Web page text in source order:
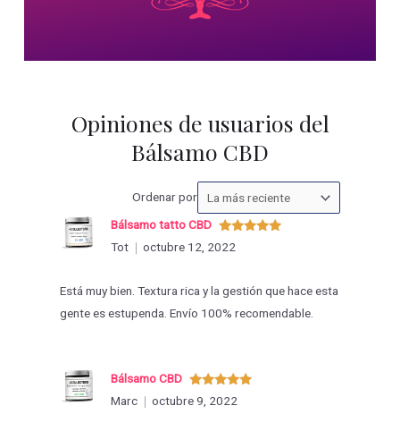
Opiniones de usuarios del
Bálsamo CBD
Ordenar porOrdenar
las
Valorado
con
Bálsamo tatto CBD
Tot
octubre 12, 2022
Está muy bien. Textura rica y la gestión que hace esta
gente es estupenda. Envío 100% recomendable.
Valorado
con5de 5
Bálsamo CBD
Marc
octubre 9, 2022